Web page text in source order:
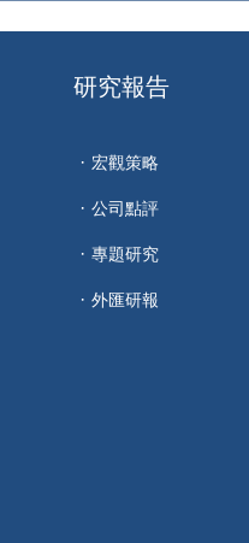
研究報告
宏觀策略
公司點評
專題研究
外匯研報